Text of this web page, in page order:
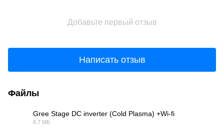
Добавьте первый отзыв
Написать отзыв
Файлы
Gree Stage DC inverter (Cold Plasma) +Wi-fi
8.7 МБ